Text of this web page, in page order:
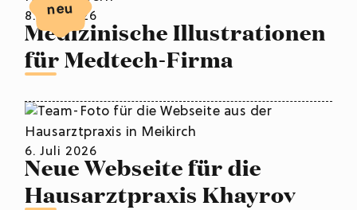
8. Juli 2026
Medizinische Illustrationen
für Medtech-Firma
neu
6. Juli 2026
Neue Webseite für die
Hausarztpraxis Khayrov